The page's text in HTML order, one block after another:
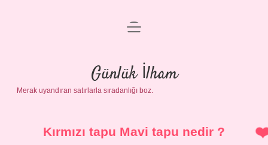
Anasayfa
Gizlilik Politikası
Yasal Uyarı
menüyü
Günlük İlham
Merak uyandıran satırlarla sıradanlığı boz.
Kırmızı tapu Mavi tapu nedir ?